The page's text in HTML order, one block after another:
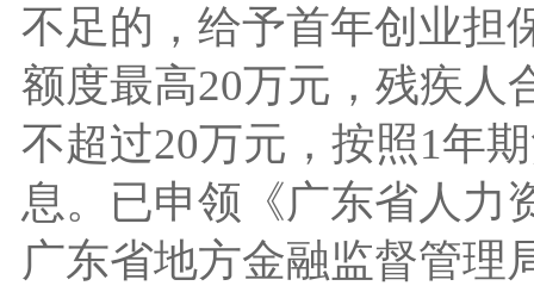
不足的，给予首年创业担
额度最高20万元，残疾人
不超过20万元，按照1年
息。已申领《广东省人力
广东省地方金融监督管理